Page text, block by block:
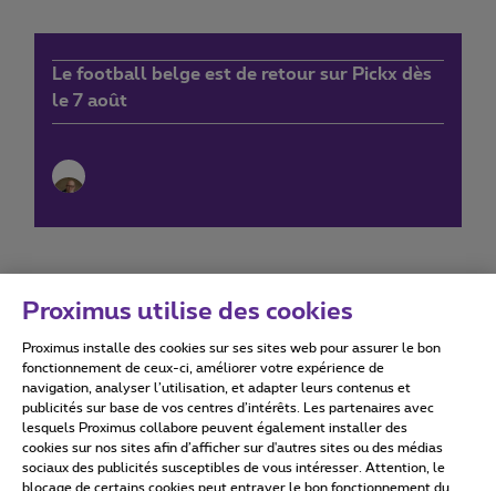
Le football belge est de retour sur Pickx dès
le 7 août
Conditions d'utilisation Accessibility statement
Tous droits réservés. © 2026
Proximus utilise des cookies
Proximus installe des cookies sur ses sites web pour assurer le bon
fonctionnement de ceux-ci, améliorer votre expérience de
navigation, analyser l’utilisation, et adapter leurs contenus et
publicités sur base de vos centres d’intérêts. Les partenaires avec
lesquels Proximus collabore peuvent également installer des
cookies sur nos sites afin d’afficher sur d'autres sites ou des médias
sociaux des publicités susceptibles de vous intéresser. Attention, le
blocage de certains cookies peut entraver le bon fonctionnement du